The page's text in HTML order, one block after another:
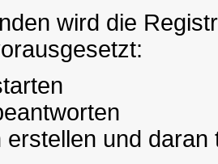
wird die
erstellen und daran